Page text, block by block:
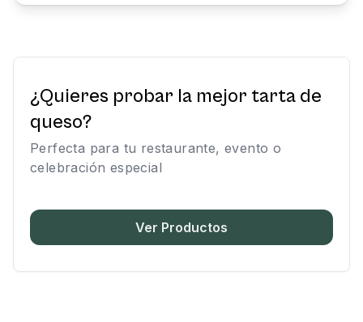
¿Quieres probar la mejor tarta de
queso?
Perfecta para tu restaurante, evento o
celebración especial
Ver Productos